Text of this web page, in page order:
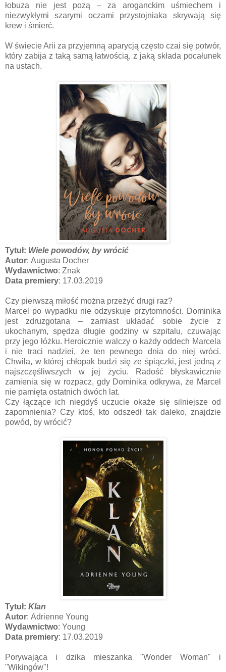
łobuza nie jest pozą – za aroganckim uśmiechem i
niezwykłymi szarymi oczami przystojniaka skrywają się
krew i śmierć.
W świecie Arii za przyjemną aparycją często czai się potwór,
który zabija z taką samą łatwością, z jaką składa pocałunek
na ustach.
Tytuł: Wiele powodów, by wrócić
Autor: Augusta Docher
Wydawnictwo: Znak
Data premiery: 17.03.2019
Czy pierwszą miłość można przeżyć drugi raz?
Marcel po wypadku nie odzyskuje przytomności. Dominika
jest zdruzgotana – zamiast układać sobie życie z
ukochanym, spędza długie godziny w szpitalu, czuwając
przy jego łóżku. Heroicznie walczy o każdy oddech Marcela
i nie traci nadziei, że ten pewnego dnia do niej wróci.
Chwila, w której chłopak budzi się ze śpiączki, jest jedną z
najszczęśliwszych w jej życiu. Radość błyskawicznie
zamienia się w rozpacz, gdy Dominika odkrywa, że Marcel
nie pamięta ostatnich dwóch lat.
Czy łączące ich niegdyś uczucie okaże się silniejsze od
zapomnienia? Czy ktoś, kto odszedł tak daleko, znajdzie
powód, by wrócić?
Tytuł: Klan
Autor: Adrienne Young
Wydawnictwo: Young
Data premiery: 17.03.2019
Porywająca i dzika mieszanka "Wonder Woman" i
"Wikingów"!